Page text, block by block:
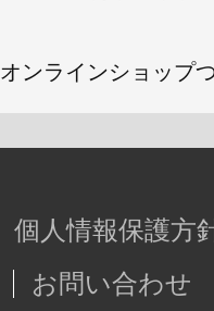
オンラインショップ
個人情報保護方
お問い合わせ